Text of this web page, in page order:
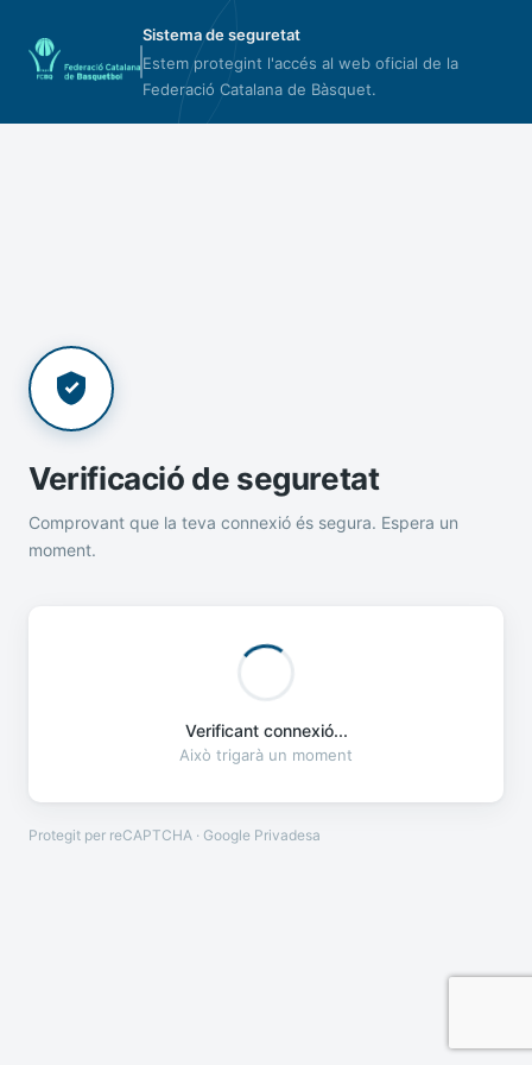
Sistema de seguretat
Estem protegint l'accés al web oficial de la
Federació Catalana de Bàsquet.
Verificació de seguretat
Comprovant que la teva connexió és segura. Espera un
moment.
Verificant connexió...
Això trigarà un moment
Protegit per reCAPTCHA · Google Privadesa